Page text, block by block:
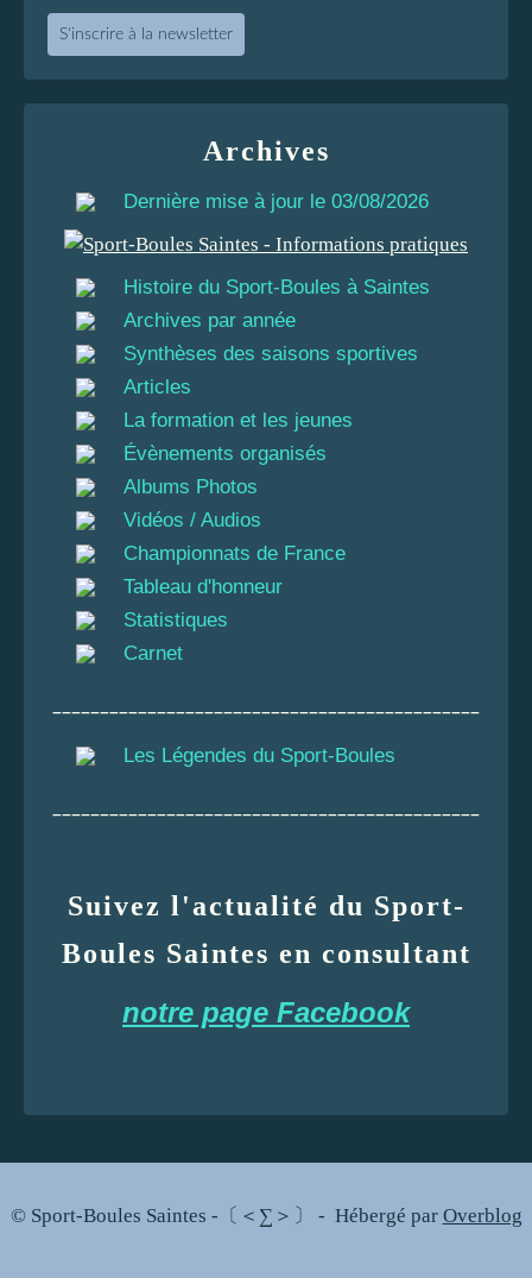
S'inscrire à la newsletter
Archives
Dernière mise à jour le 03/08/2026
Histoire du Sport-Boules à Saintes
Archives par année
Synthèses des saisons sportives
Articles
La formation et les jeunes
Évènements organisés
Albums Photos
Vidéos / Audios
Championnats de France
Tableau d'honneur
Statistiques
Carnet
Les Légendes du Sport-Boules
Suivez l'actualité du Sport-
Boules Saintes en consultant
notre page Facebook
© Sport-Boules Saintes -〔＜∑＞〕 - Hébergé par Overblog